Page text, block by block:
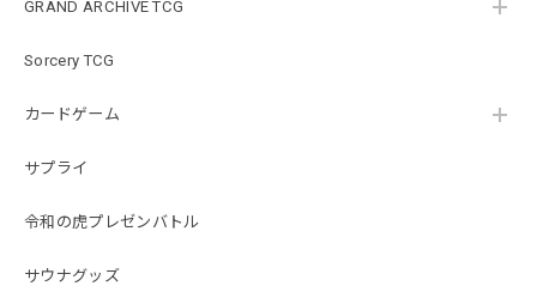
GRAND ARCHIVE TCG
Sorcery TCG
カードゲーム
サプライ
令和の虎プレゼンバトル
サウナグッズ